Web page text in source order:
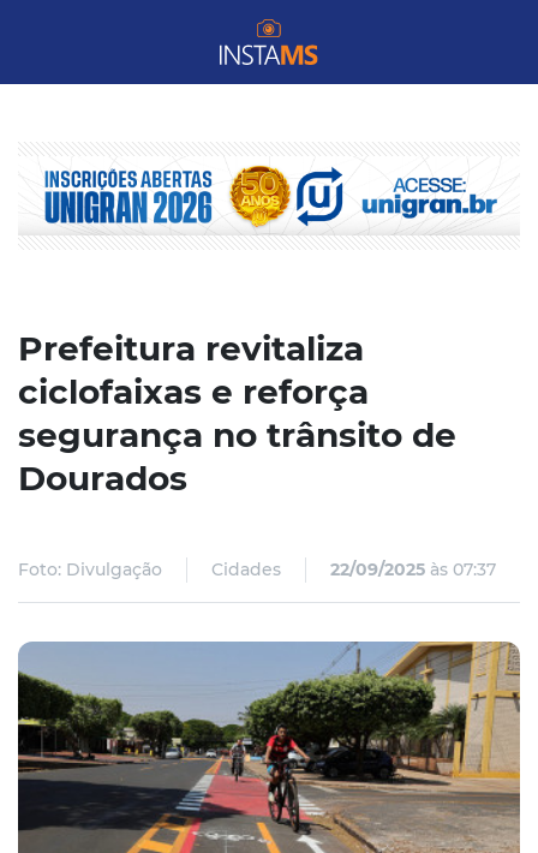
Prefeitura revitaliza
ciclofaixas e reforça
segurança no trânsito de
Dourados
Foto: Divulgação Cidades 22/09/2025 às 07:37